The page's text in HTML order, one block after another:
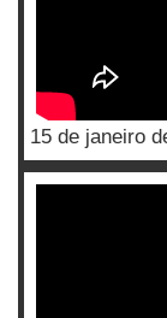
15 de janeiro